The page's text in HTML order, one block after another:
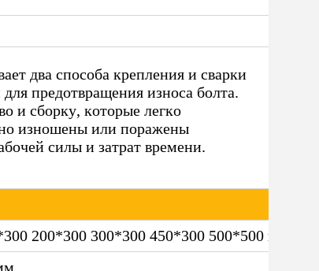
два способа крепления и сварки
предотвращения износа болта.
и сборку, которые легко
изношены или поражены
силы и затрат времени.
200*300 300*300 450*300 500*500 и т.д.